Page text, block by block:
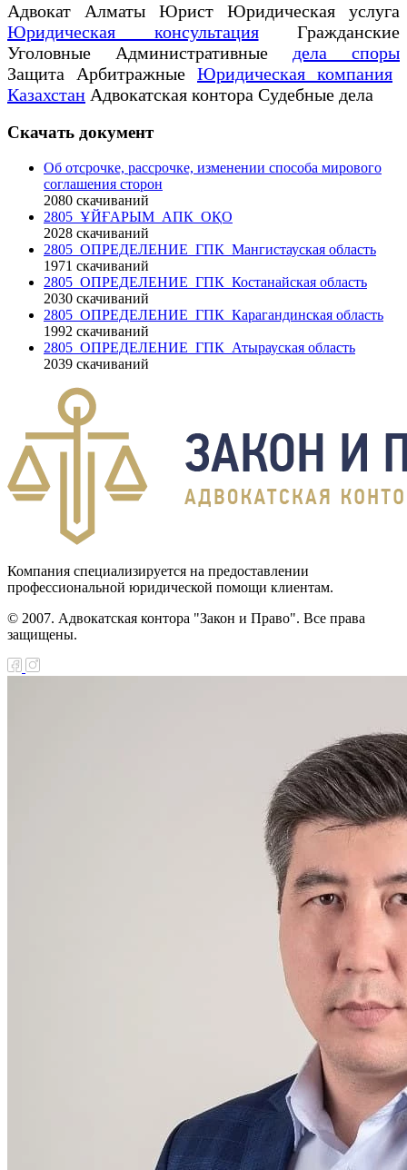
Адвокат Алматы Юрист Юридическая услуга
Юридическая консультацияГражданские
Уголовные Административные дела споры
Защита Арбитражные Юридическая компания
Казахстан Адвокатская контора Судебные дела
Скачать документ
Об отсрочке, рассрочке, изменении способа мирового
соглашения сторон
2080 скачиваний
2805_ҰЙҒАРЫМ_АПК_ОҚО
2028 скачиваний
2805_ОПРЕДЕЛЕНИЕ_ГПК_Мангистауская область
1971 скачиваний
2805_ОПРЕДЕЛЕНИЕ_ГПК_Костанайская область
2030 скачиваний
2805_ОПРЕДЕЛЕНИЕ_ГПК_Карагандинская область
1992 скачиваний
2805_ОПРЕДЕЛЕНИЕ_ГПК_Атырауская область
2039 скачиваний
Компания специализируется на предоставлении
профессиональной юридической помощи клиентам.
© 2007. Адвокатская контора "Закон и Право". Все права
защищены.